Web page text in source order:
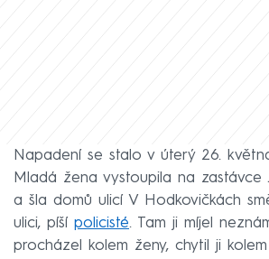
Napadení se stalo v úterý 26.
Mladá žena vystoupila na zastávce
a šla domů ulicí V Hodkovičkách
ulici, píší policisté. Tam ji míjel
procházel kolem ženy, chytil ji